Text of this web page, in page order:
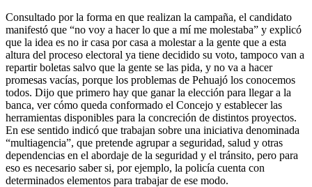
Consultado por la forma en que realizan la campaña, el candidato
manifestó que “no voy a hacer lo que a mí me molestaba” y explicó
que la idea es no ir casa por casa a molestar a la gente que a esta
altura del proceso electoral ya tiene decidido su voto, tampoco van a
repartir boletas salvo que la gente se las pida, y no va a hacer
promesas vacías, porque los problemas de Pehuajó los conocemos
todos. Dijo que primero hay que ganar la elección para llegar a la
banca, ver cómo queda conformado el Concejo y establecer las
herramientas disponibles para la concreción de distintos proyectos.
En ese sentido indicó que trabajan sobre una iniciativa denominada
“multiagencia”, que pretende agrupar a seguridad, salud y otras
dependencias en el abordaje de la seguridad y el tránsito, pero para
eso es necesario saber si, por ejemplo, la policía cuenta con
determinados elementos para trabajar de ese modo.